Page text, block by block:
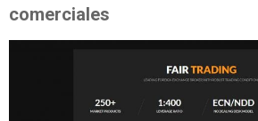
comerciales